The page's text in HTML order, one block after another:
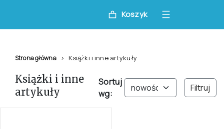
Koszyk
Strona główna Książki i inne artykuły
Książki i inne
artykuły
Sortuj
wg:
Filtruj